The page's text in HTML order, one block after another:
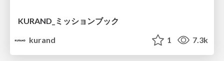
KURAND_ミッションブック
kurand
1 7.3k